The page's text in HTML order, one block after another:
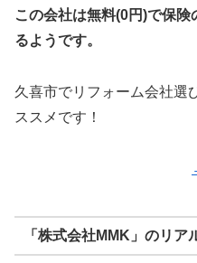
この会社は無料(0円)で保険
るようです。
久喜市でリフォーム会社選
ススメです！
「株式会社MMK」のリア